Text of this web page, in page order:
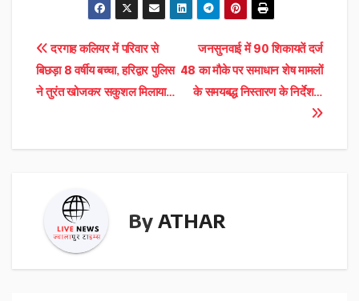
Post
navigation
जनसुनवाई में 90 शिकायतें दर्ज
48 का मौके पर समाधान शेष मामलों
के समयबद्ध निस्तारण के निर्देश…
दरगाह कलियर में परिवार से
बिछड़ा 8 वर्षीय बच्चा, हरिद्वार पुलिस
ने तुरंत खोजकर सकुशल मिलाया…
By ATHAR